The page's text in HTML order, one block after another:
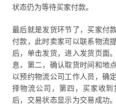
状态仍为等待买家付款。
最后就是发货环节了，买家付
付款，此时卖家可以联系物流
后，单击发货，进入发货页面
息，第二，确认取货时间和地
以预约物流公司工作人员，确
择物流公司，第四，买家收
后，交易状态显示为交易成功